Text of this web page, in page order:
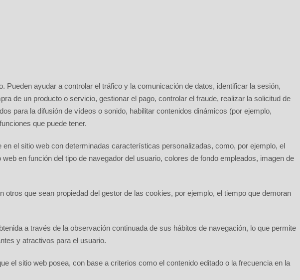
ayudar a controlar el tráfico y la comunicación de datos, identificar la sesión,
de un producto o servicio, gestionar el pago, controlar el fraude, realizar la solicitud de
para la difusión de vídeos o sonido, habilitar contenidos dinámicos (por ejemplo,
que puede tener.
el sitio web con determinadas características personalizadas, como, por ejemplo, el
en función del tipo de navegador del usuario, colores de fondo empleados, imagen de
que sean propiedad del gestor de las cookies, por ejemplo, el tiempo que demoran
a través de la observación continuada de sus hábitos de navegación, lo que permite
y atractivos para el usuario.
el sitio web posea, con base a criterios como el contenido editado o la frecuencia en la